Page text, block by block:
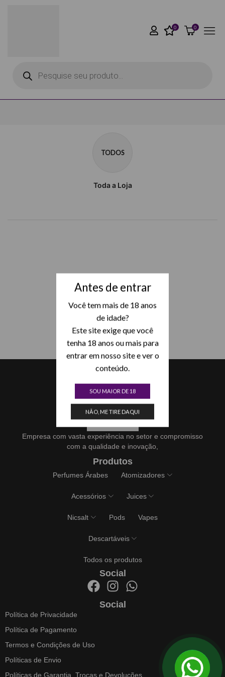
Antes de entrar
Você tem mais de 18 anos
de idade?
Este site exige que você
tenha 18 anos ou mais para
entrar em nosso site e ver o
conteúdo.
SOU MAIOR DE 18
NÃO, ME TIRE DAQUI
0 0
TODOS
Toda a Loja
Empresa com vasta experiência no setor e compromisso
com a qualidade e inovação,
Produtos
Perfumes Árabes Atomizadores
Acessórios Juices
Nicsalt Pods Vapes
Descartáveis
Todos os produtos
Social
Social
Política de Privacidade
Política de Pagamento
Termos e Condições de Uso
Políticas de Envio
Políticas de Garantia, Trocas e Devoluções